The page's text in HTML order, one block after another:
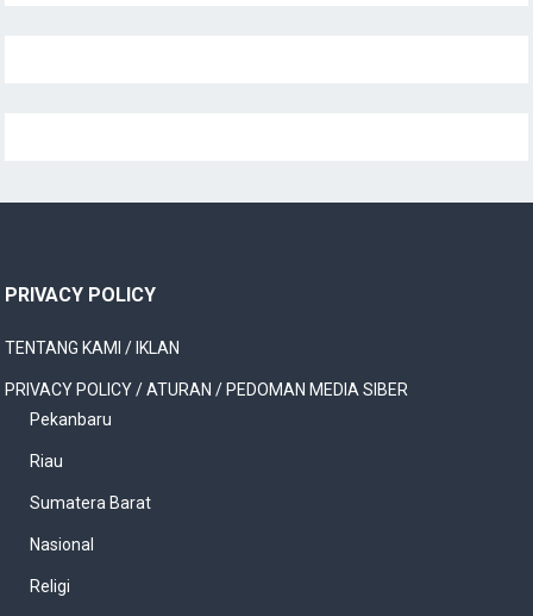
PRIVACY POLICY
TENTANG KAMI / IKLAN
PRIVACY POLICY / ATURAN / PEDOMAN MEDIA SIBER
Pekanbaru
Riau
Sumatera Barat
Nasional
Religi